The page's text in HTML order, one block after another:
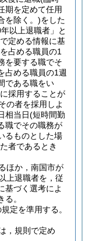
期を定めて任用
を除く。)をした
以上退職者」と
定める情報に基
占める職員の1
を要する職でそ
占める職員の1週
である職をい
に採用することが
の者を採用しよ
相当日(短時間勤
職でその職務が
るものとした場
者であるとき
ほか，南国市が
上退職者を，従
基づく選考によ
。
定を準用する。
，規則で定め